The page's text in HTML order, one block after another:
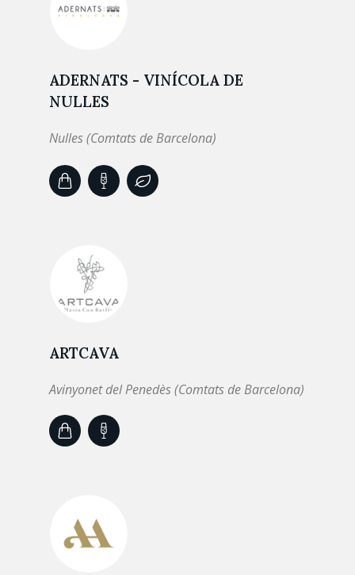
ADERNATS - VINÍCOLA DE
NULLES
Nulles (Comtats de Barcelona)
ARTCAVA
Avinyonet del Penedès (Comtats de Barcelona)